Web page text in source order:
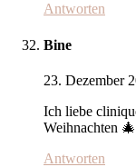
Antworten
Bine
23. Dezember
Ich liebe
Weihnachten 🎄
Antworten